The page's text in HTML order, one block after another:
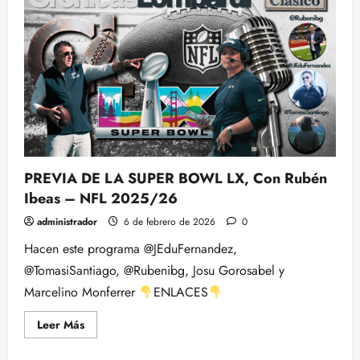
LX
–
NFL
2026:
Week
by
Week
–
POST
DEL
PARTIDO
MÁS
GRANDE
DEL
PREVIA DE LA SUPER BOWL LX, Con Rubén
Ibeas – NFL 2025/26
administrador 6 de febrero de 2026 0
Hacen este programa @JEduFernandez,
@TomasiSantiago, @Rubenibg, Josu Gorosabel y
Marcelino Monferrer
ENLACES
Leer MásLeer
más